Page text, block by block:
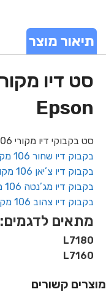
תיאור מוצר
Epson
סט בקבוקי דיו מקורי 106 כולל:
בקבוק דיו שחור 106 מקורי 70 מ"ל Epson
בקבוק דיו צ’יאן 106 מקורי 70 מ"ל Epson
בקבוק דיו מג’נטה 106 מקורי 70 מ"ל Epson
בקבוק דיו צהוב 106 מקורי 70 מ"ל Epson
מתאים לדגמים:
L7180
L7160
מוצרים קשורים